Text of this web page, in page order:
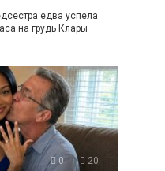
едва успела
на грудь Клары
0 20